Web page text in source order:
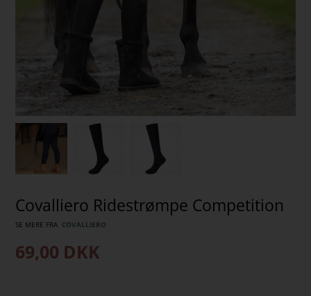
Covalliero Ridestrømpe Competition
SE MERE FRA COVALLIERO
69,00 DKK